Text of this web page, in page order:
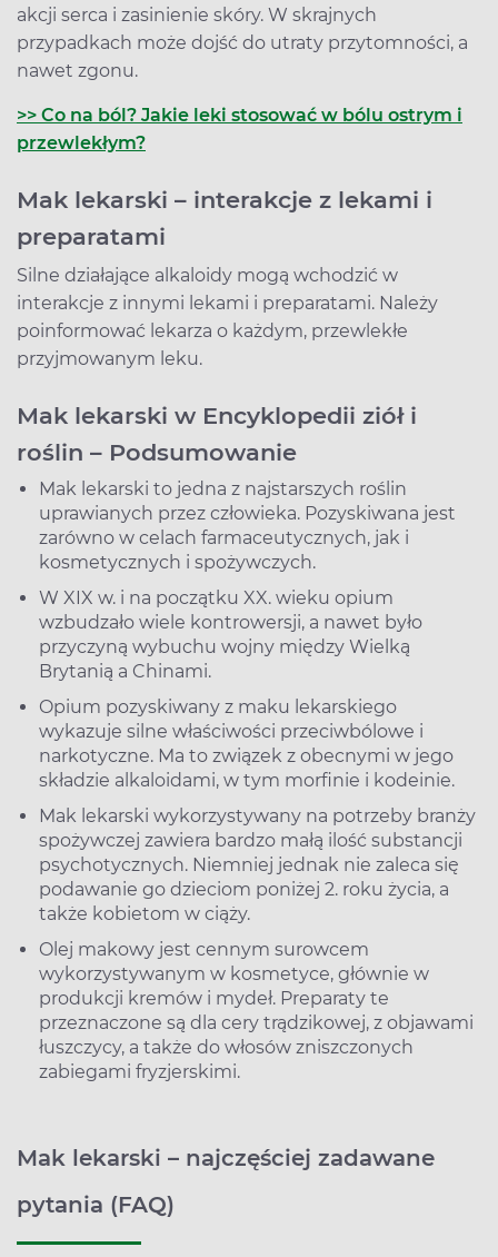
akcji serca i zasinienie skóry. W skrajnych
przypadkach może dojść do utraty przytomności, a
nawet zgonu.
>> Co na ból? Jakie leki stosować w bólu ostrym i
przewlekłym?
Mak lekarski – interakcje z lekami i
preparatami
Silne działające alkaloidy mogą wchodzić w
interakcje z innymi lekami i preparatami. Należy
poinformować lekarza o każdym, przewlekłe
przyjmowanym leku.
Mak lekarski w Encyklopedii ziół i
roślin – Podsumowanie
Mak lekarski to jedna z najstarszych roślin
uprawianych przez człowieka. Pozyskiwana jest
zarówno w celach farmaceutycznych, jak i
kosmetycznych i spożywczych.
W XIX w. i na początku XX. wieku opium
wzbudzało wiele kontrowersji, a nawet było
przyczyną wybuchu wojny między Wielką
Brytanią a Chinami.
Opium pozyskiwany z maku lekarskiego
wykazuje silne właściwości przeciwbólowe i
narkotyczne. Ma to związek z obecnymi w jego
składzie alkaloidami, w tym morfinie i kodeinie.
Mak lekarski wykorzystywany na potrzeby branży
spożywczej zawiera bardzo małą ilość substancji
psychotycznych. Niemniej jednak nie zaleca się
podawanie go dzieciom poniżej 2. roku życia, a
także kobietom w ciąży.
Olej makowy jest cennym surowcem
wykorzystywanym w kosmetyce, głównie w
produkcji kremów i mydeł. Preparaty te
przeznaczone są dla cery trądzikowej, z objawami
łuszczycy, a także do włosów zniszczonych
zabiegami fryzjerskimi.
Mak lekarski – najczęściej zadawane
pytania (FAQ)